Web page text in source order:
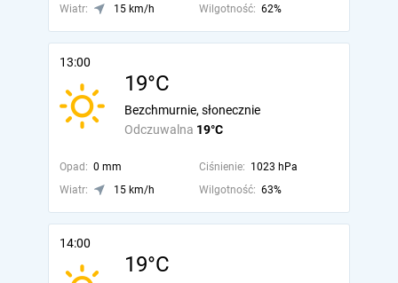
Wiatr:
15 km/h Wilgotność: 62%
13:00
19°C
Odczuwalna 19°C
Bezchmurnie, słonecznie
Opad: 0 mm Ciśnienie: 1023 hPa
Wiatr:
15 km/h Wilgotność: 63%
14:00
19°C